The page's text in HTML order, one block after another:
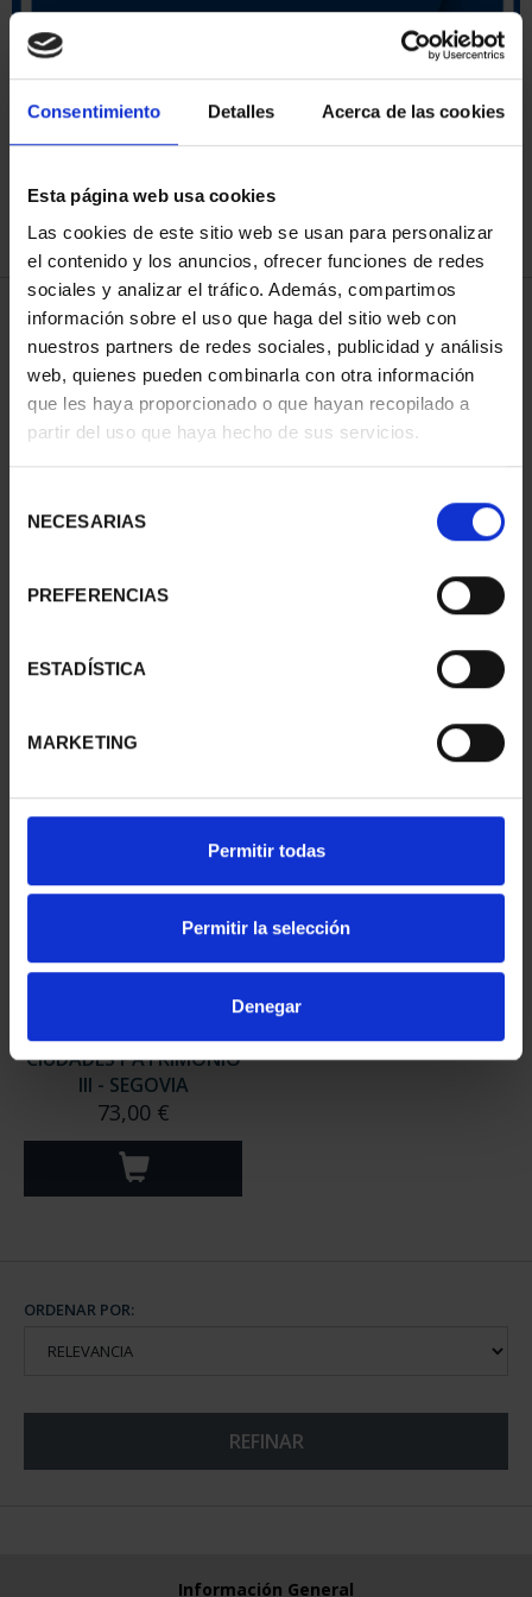
Consentimiento Detalles Acerca de las cookies
Esta página web usa cookies
Las cookies de este sitio web se usan para personalizar
el contenido y los anuncios, ofrecer funciones de redes
sociales y analizar el tráfico. Además, compartimos
información sobre el uso que haga del sitio web con
nuestros partners de redes sociales, publicidad y análisis
web, quienes pueden combinarla con otra información
que les haya proporcionado o que hayan recopilado a
partir del uso que haya hecho de sus servicios.
NECESARIAS
PREFERENCIAS
ESTADÍSTICA
MARKETING
Permitir todas
Permitir la selección
Denegar
ORDENAR POR:
3 Productos encontrados
- ÁVILA
73,00 €
II - SALAMANCA
CIUDADES PATRIMONIO
III - SEGOVIA
73,00 €
ORDENAR POR:
REFINAR
Información General